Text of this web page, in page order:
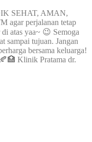
SEHAT, AMAN,
agar perjalanan tetap
atas yaa~ 😉 Semoga
sampai tujuan. Jangan
bersama keluarga!
Klinik Pratama dr.